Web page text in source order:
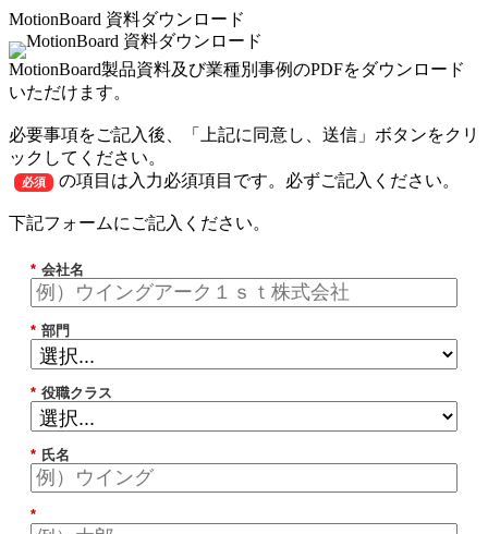
MotionBoard 資料ダウンロード
MotionBoard製品資料及び業種別事例のPDFをダウンロード
いただけます。
必要事項をご記入後、「上記に同意し、送信」ボタンをクリ
ックしてください。
必須 の項目は入力必須項目です。必ずご記入ください。
下記フォームにご記入ください。
* 会社名
* 部門
* 役職クラス
* 氏名
*